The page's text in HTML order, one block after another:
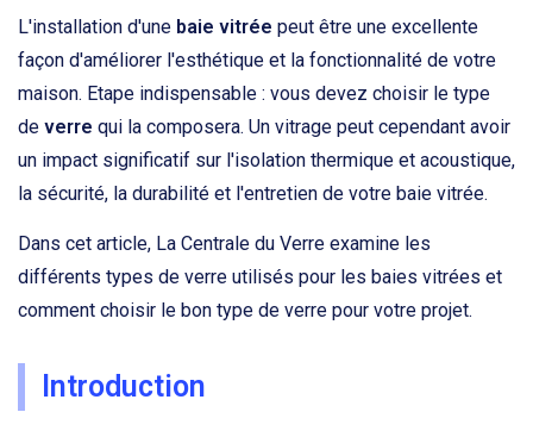
L'installation d'une baie vitrée peut être une excellente
façon d'améliorer l'esthétique et la fonctionnalité de votre
maison. Etape indispensable : vous devez choisir le type
de verre qui la composera. Un vitrage peut cependant avoir
un impact significatif sur l'isolation thermique et acoustique,
la sécurité, la durabilité et l'entretien de votre baie vitrée.
Dans cet article, La Centrale du Verre examine les
différents types de verre utilisés pour les baies vitrées et
comment choisir le bon type de verre pour votre projet.
Introduction